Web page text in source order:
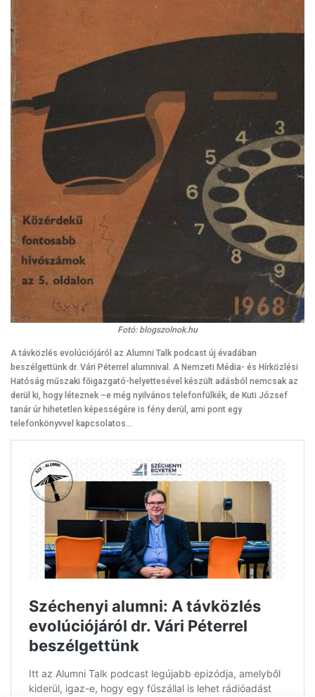
Fotó: blogszolnok.hu
A távközlés evolúciójáról az Alumni Talk podcast új évadában
beszélgettünk dr. Vári Péterrel alumnival. A Nemzeti Média- és Hírközlési
Hatóság műszaki főigazgató-helyettesével készült adásból nemcsak az
derül ki, hogy léteznek –e még nyilvános telefonfülkék, de Kuti József
tanár úr hihetetlen képességére is fény derül, ami pont egy
telefonkönyvvel kapcsolatos…